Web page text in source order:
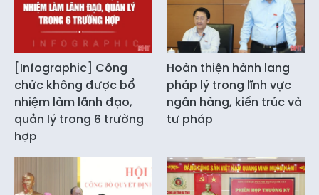
[Infographic] Công
chức không được bổ
nhiệm làm lãnh đạo,
quản lý trong 6 trường
hợp
Hoàn thiện hành lang
pháp lý trong lĩnh vực
ngân hàng, kiến trúc và
tư pháp